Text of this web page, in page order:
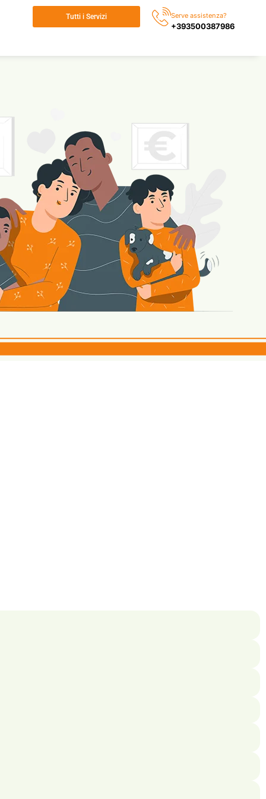
Tutti i Servizi Serve assistenza?
+393500387986